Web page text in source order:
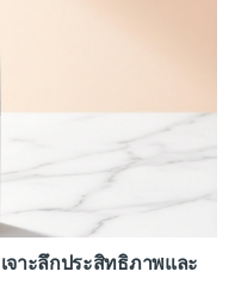
จาะลึกประสิทธิภาพและ